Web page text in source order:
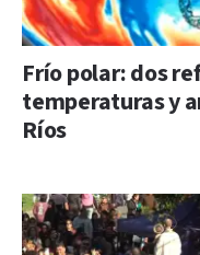
Frío polar: dos
temperaturas y
Ríos